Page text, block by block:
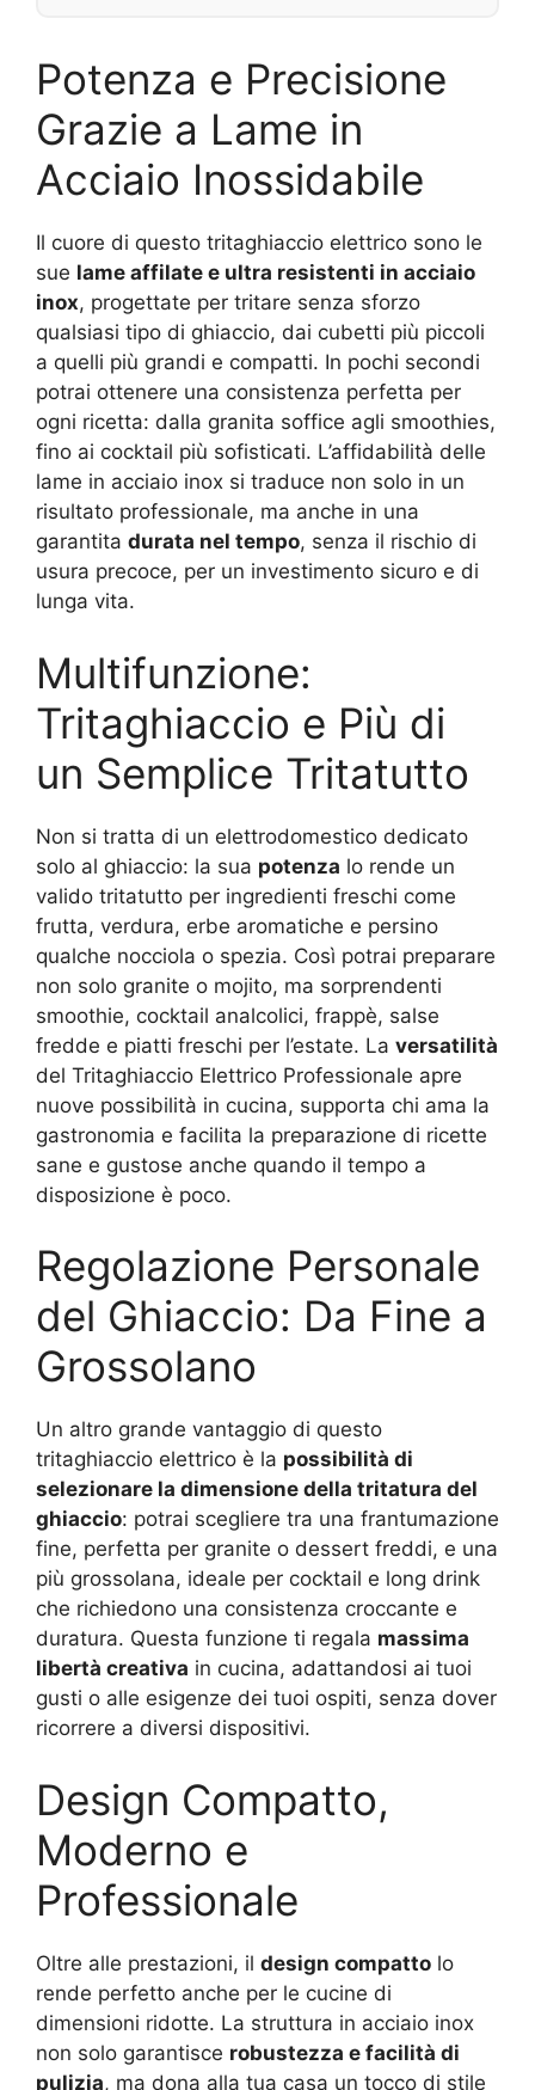
Potenza e Precisione
Grazie a Lame in
Acciaio Inossidabile
Il cuore di questo tritaghiaccio elettrico sono le
sue lame affilate e ultra resistenti in acciaio
inox, progettate per tritare senza sforzo
qualsiasi tipo di ghiaccio, dai cubetti più piccoli
a quelli più grandi e compatti. In pochi secondi
potrai ottenere una consistenza perfetta per
ogni ricetta: dalla granita soffice agli smoothies,
fino ai cocktail più sofisticati. L’affidabilità delle
lame in acciaio inox si traduce non solo in un
risultato professionale, ma anche in una
garantita durata nel tempo, senza il rischio di
usura precoce, per un investimento sicuro e di
lunga vita.
Multifunzione:
Tritaghiaccio e Più di
un Semplice Tritatutto
Non si tratta di un elettrodomestico dedicato
solo al ghiaccio: la sua potenza lo rende un
valido tritatutto per ingredienti freschi come
frutta, verdura, erbe aromatiche e persino
qualche nocciola o spezia. Così potrai preparare
non solo granite o mojito, ma sorprendenti
smoothie, cocktail analcolici, frappè, salse
fredde e piatti freschi per l’estate. La versatilità
del Tritaghiaccio Elettrico Professionale apre
nuove possibilità in cucina, supporta chi ama la
gastronomia e facilita la preparazione di ricette
sane e gustose anche quando il tempo a
disposizione è poco.
Regolazione Personale
del Ghiaccio: Da Fine a
Grossolano
Un altro grande vantaggio di questo
tritaghiaccio elettrico è la possibilità di
selezionare la dimensione della tritatura del
ghiaccio: potrai scegliere tra una frantumazione
fine, perfetta per granite o dessert freddi, e una
più grossolana, ideale per cocktail e long drink
che richiedono una consistenza croccante e
duratura. Questa funzione ti regala massima
libertà creativa in cucina, adattandosi ai tuoi
gusti o alle esigenze dei tuoi ospiti, senza dover
ricorrere a diversi dispositivi.
Design Compatto,
Moderno e
Professionale
Oltre alle prestazioni, il design compatto lo
rende perfetto anche per le cucine di
dimensioni ridotte. La struttura in acciaio inox
non solo garantisce robustezza e facilità di
pulizia, ma dona alla tua casa un tocco di stile